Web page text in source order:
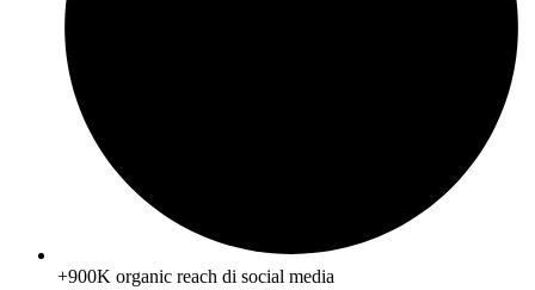
+900K organic reach di social media